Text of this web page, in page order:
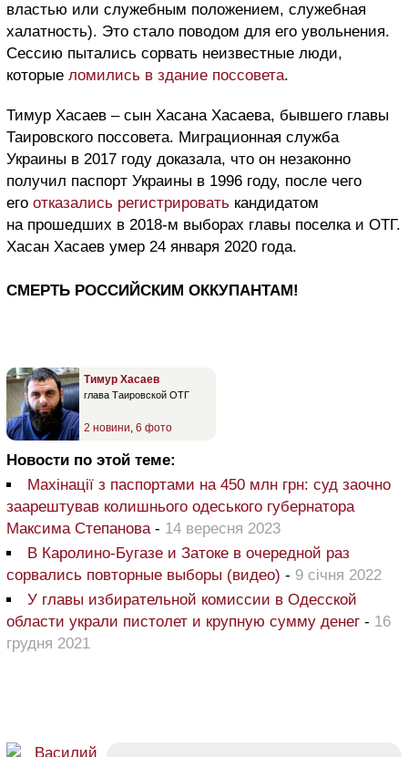
властью или служебным положением, служебная
халатность). Это стало поводом для его увольнения.
Сессию пытались сорвать неизвестные люди,
которые ломились в здание поссовета.
Тимур Хасаев – сын Хасана Хасаева, бывшего главы
Таировского поссовета. Миграционная служба
Украины в 2017 году доказала, что он незаконно
получил паспорт Украины в 1996 году, после чего
его отказались регистрировать кандидатом
на прошедших в 2018-м выборах главы поселка и ОТГ.
Хасан Хасаев умер 24 января 2020 года.
СМЕРТЬ РОССИЙСКИМ ОККУПАНТАМ!
Тимур Хасаев
глава Таировской ОТГ
2 новини, 6 фото
Новости по этой теме:
Махінації з паспортами на 450 млн грн: суд заочно
заарештував колишнього одеського губернатора
Максима Степанова- 14 вересня 2023
В Каролино-Бугазе и Затоке в очередной раз
сорвались повторные выборы (видео) - 9 січня 2022
У главы избирательной комиссии в Одесской
области украли пистолет и крупную сумму денег - 16
грудня 2021